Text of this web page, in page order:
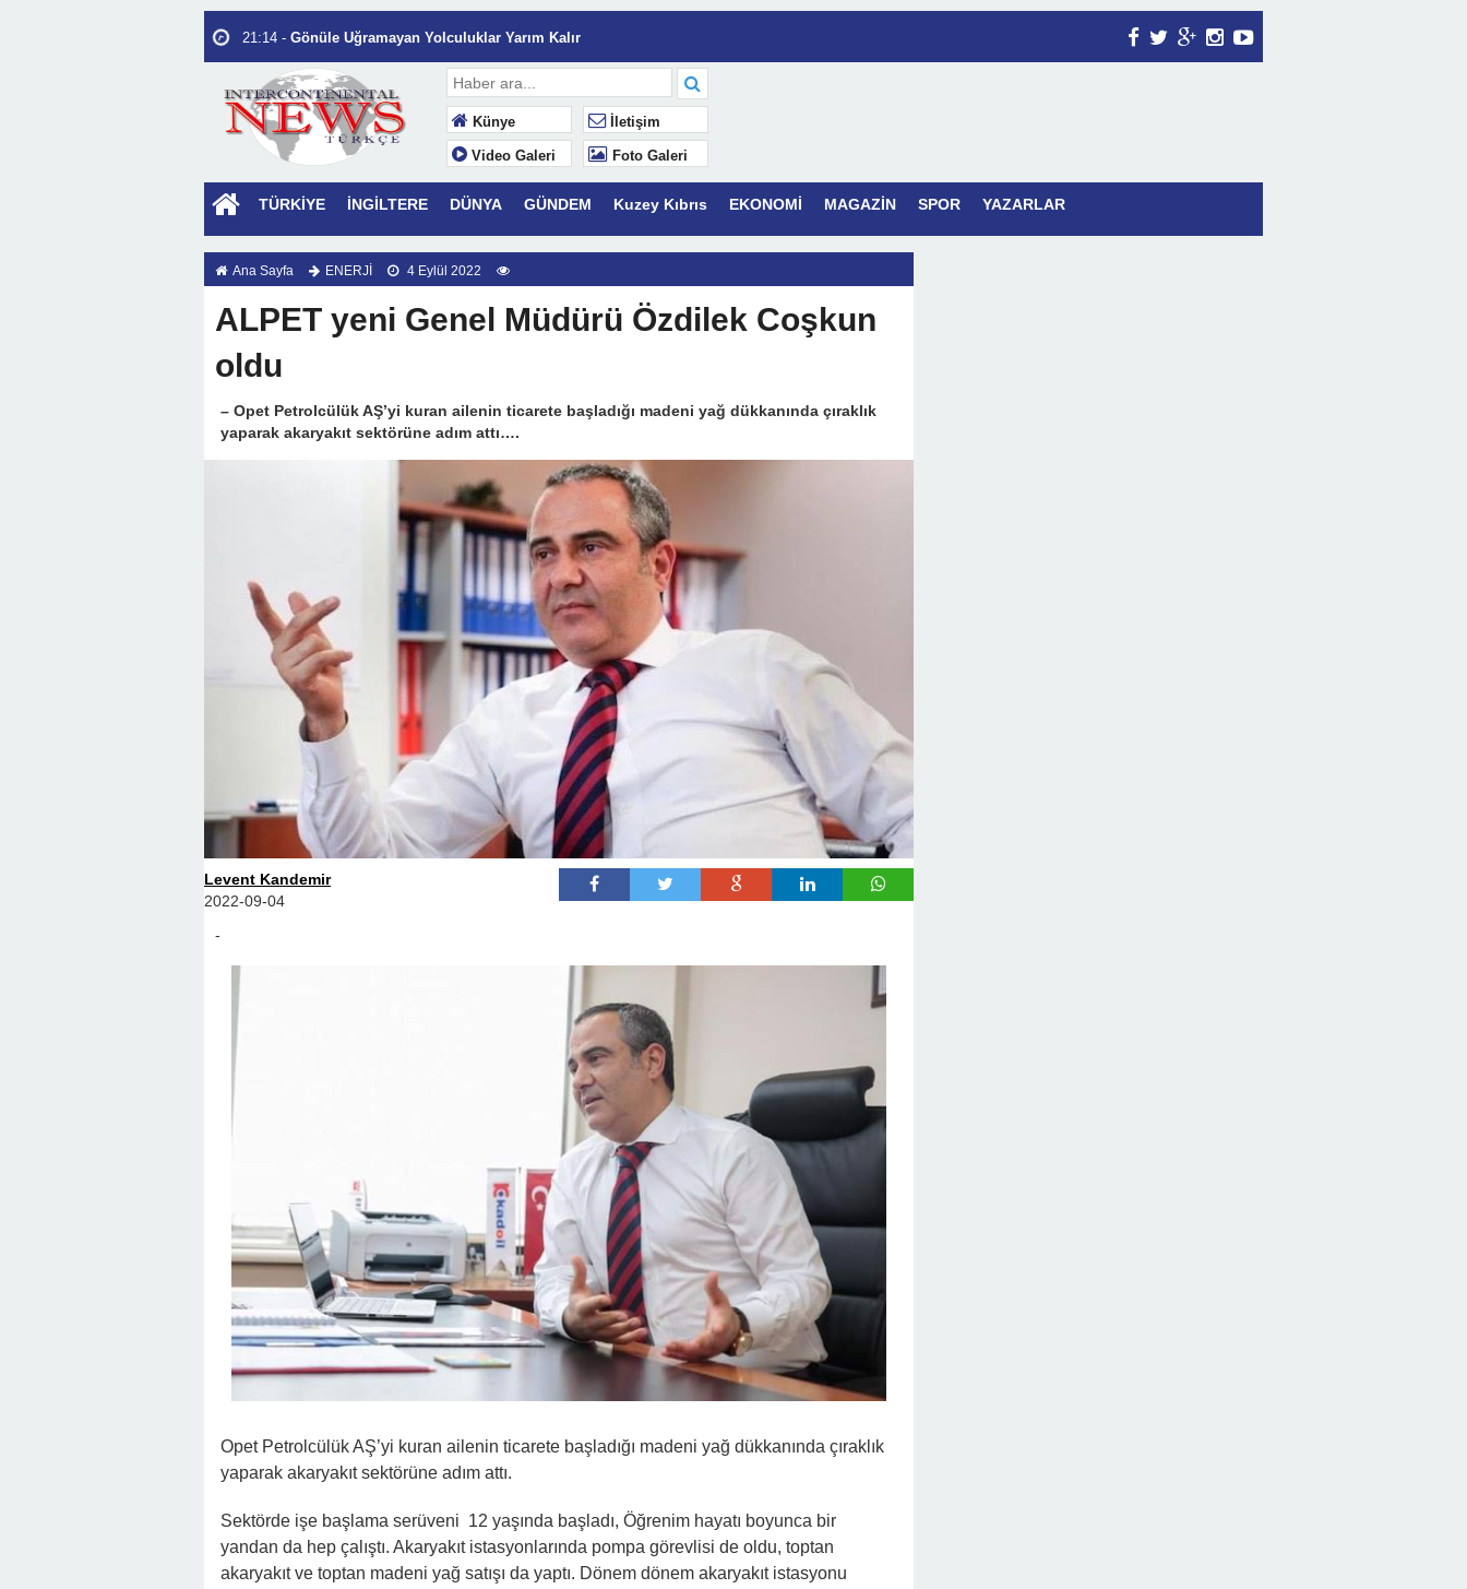
21:14 - Gönüle Uğramayan Yolculuklar Yarım Kalır
14:02 -Kalbin Eşiğinde Bekleyen Ahlâk
10:40 -Seni Allah İçin Seviyorum.
12:56 -İnsanı Değerli Kılan, İnsanı Yaşamaktır.
“Hormonların Fısıltısı”
14:58 -Ey yâr…
22:30 -Türkiye PV Pazarında “Saatlik Mahsuplaşma” Dönemi: Azalan Yatırım Getirisini (ROI) C&I Enerji
Depolama Nasıl Kurtarıyor?
Künye İletişim
Video Galeri Foto Galeri
TÜRKİYE İNGİLTERE DÜNYA GÜNDEM Kuzey Kıbrıs EKONOMİ MAGAZİN SPOR YAZARLAR
Ana Sayfa ENERJİ 4 Eylül 2022
ALPET yeni Genel Müdürü Özdilek Coşkun
oldu
– Opet Petrolcülük AŞ’yi kuran ailenin ticarete başladığı madeni yağ dükkanında çıraklık
yaparak akaryakıt sektörüne adım attı….
Levent Kandemir
2022-09-04
-
Opet Petrolcülük AŞ’yi kuran ailenin ticarete başladığı madeni yağ dükkanında çıraklık
yaparak akaryakıt sektörüne adım attı.
Sektörde işe başlama serüveni 12 yaşında başladı, Öğrenim hayatı boyunca bir
yandan da hep çalıştı. Akaryakıt istasyonlarında pompa görevlisi de oldu, toptan
akaryakıt ve toptan madeni yağ satışı da yaptı. Dönem dönem akaryakıt istasyonu